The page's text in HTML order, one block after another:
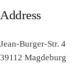
Address
Jean-Burger-Str. 4
39112 Magdeburg